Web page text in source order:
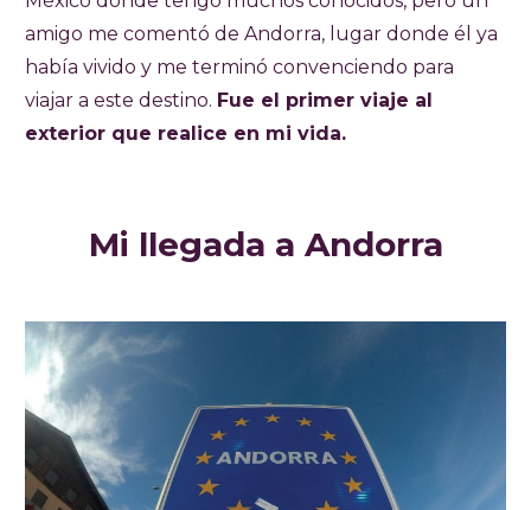
amigo me comentó de Andorra, lugar donde él ya
había vivido y me terminó convenciendo para
viajar a este destino. Fue el primer viaje al
exterior que realice en mi vida.
Mi llegada a Andorra